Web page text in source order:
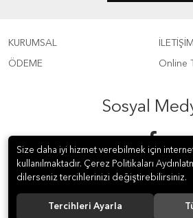
KURUMSAL
ÖDEME
İLETİŞİM
Online
Sosyal
© 2019 ÇAĞDAŞ ELT KİTABEVİ LTD.ŞTİ.
Size daha iyi hizmet verebilmek için
kullanılmaktadır. Çerez Politikaları
dilerseniz tercihlerinizi değiştirebilirsiniz.
Tercihleri Ayarla